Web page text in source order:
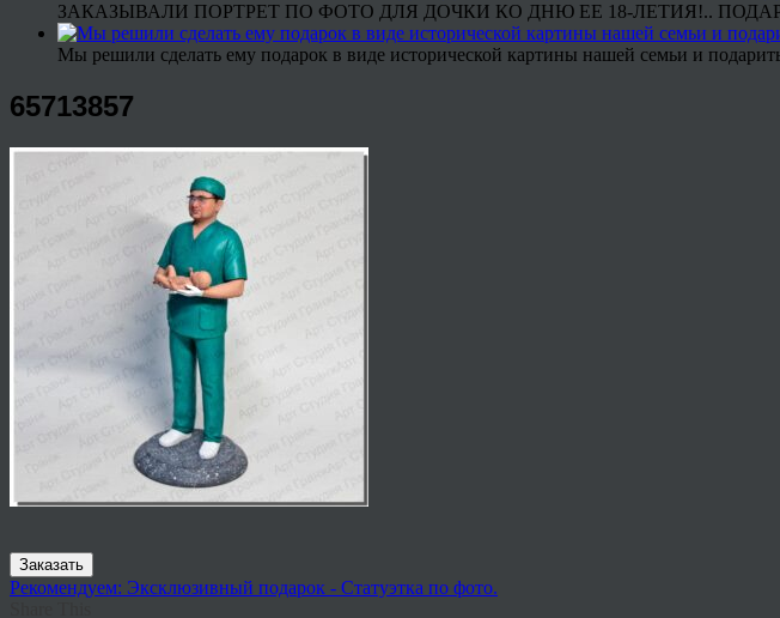
ЗАКАЗЫВАЛИ ПОРТРЕТ ПО ФОТО ДЛЯ ДОЧКИ КО ДНЮ ЕЕ 18-ЛЕТИЯ!..
Мы решили сделать ему подарок в виде исторической картины нашей семьи и
65713857
Заказать
Рекомендуем: Эксклюзивный подарок - Статуэтка по фото.